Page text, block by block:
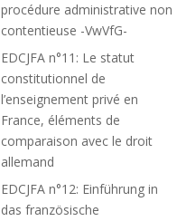
procédure administrative non
contentieuse -VwVfG-
EDCJFA n°11: Le statut
constitutionnel de
l’enseignement privé en
France, éléments de
comparaison avec le droit
allemand
EDCJFA n°12: Einführung in
das französische